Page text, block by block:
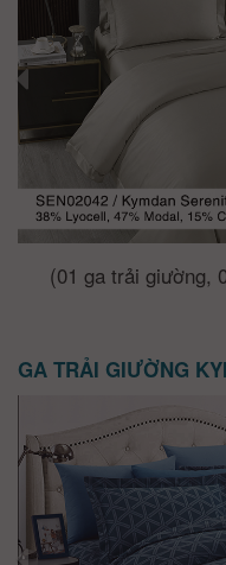
(01 ga trải giường,
GA TRẢI GIƯỜNG